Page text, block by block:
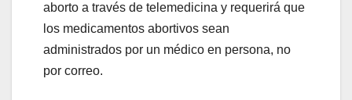
aborto a través de telemedicina y requerirá que
los medicamentos abortivos sean
administrados por un médico en persona, no
por correo.